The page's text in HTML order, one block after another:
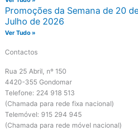
Promoções da Semana de 20
Julho de 2026
Ver Tudo »
Contactos
Rua 25 Abril, nº 150
4420-355 Gondomar
Telefone: 224 918 513
(Chamada para rede fixa nacional)
Telemóvel: 915 294 945
(Chamada para rede móvel nacional)